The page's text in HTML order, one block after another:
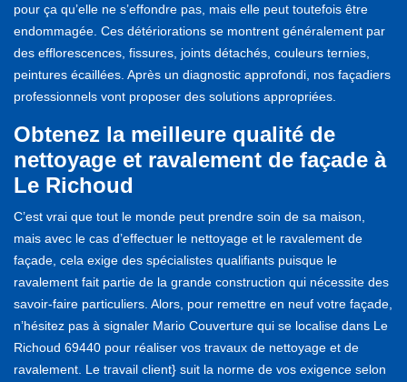
pour ça qu’elle ne s’effondre pas, mais elle peut toutefois être
endommagée. Ces détériorations se montrent généralement par
des efflorescences, fissures, joints détachés, couleurs ternies,
peintures écaillées. Après un diagnostic approfondi, nos façadiers
professionnels vont proposer des solutions appropriées.
Obtenez la meilleure qualité de
nettoyage et ravalement de façade à
Le Richoud
C’est vrai que tout le monde peut prendre soin de sa maison,
mais avec le cas d’effectuer le nettoyage et le ravalement de
façade, cela exige des spécialistes qualifiants puisque le
ravalement fait partie de la grande construction qui nécessite des
savoir-faire particuliers. Alors, pour remettre en neuf votre façade,
n’hésitez pas à signaler Mario Couverture qui se localise dans Le
Richoud 69440 pour réaliser vos travaux de nettoyage et de
ravalement. Le travail client} suit la norme de vos exigence selon